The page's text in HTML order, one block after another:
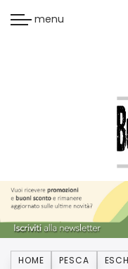
menu
HOME PESCA